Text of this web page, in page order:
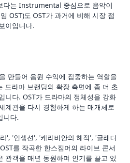
다는 Instrumental 중심으로 음악이
OST)도 OST가 과거에 비해 시장 점
이입니다.
만들어 음원 수익에 집중하는 역할을
드라마 브랜딩의 확장 측면에 좀 더 초
니다. OST가 드라마의 정체성을 강화
계관을 다시 경험하게 하는 매개체로
니다.
', '인셉션', '캐리비안의 해적', '글래디
를 작곡한 한스짐머의 라이브 콘서
관객을 매년 동원하며 인기를 끌고 있